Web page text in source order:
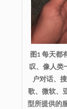
图1 每天都
叹、像人类
户对话、
歌、微软、
型所提供的